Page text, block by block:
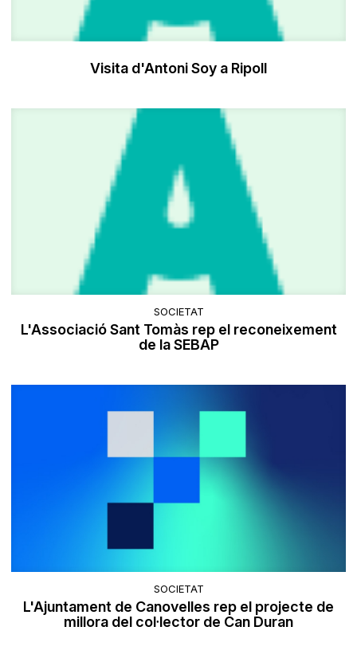
Visita d'Antoni Soy a Ripoll
SOCIETAT
L'Associació Sant Tomàs rep el reconeixement
de la SEBAP
SOCIETAT
L'Ajuntament de Canovelles rep el projecte de
millora del col·lector de Can Duran